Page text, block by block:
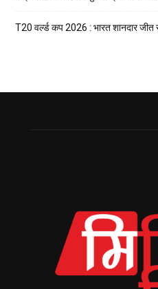
T20 वर्ल्ड कप 2026 : भारत शानदार